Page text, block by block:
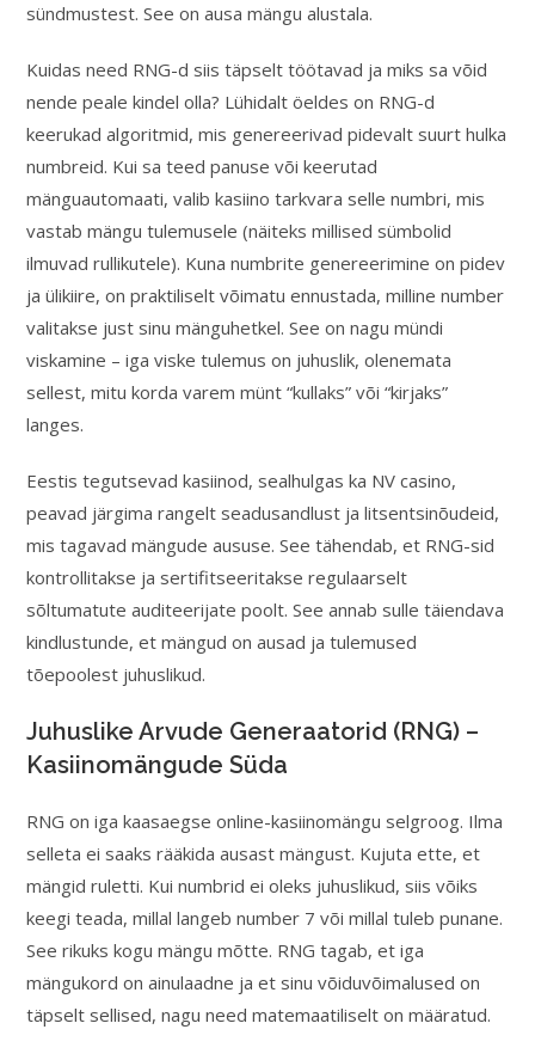
sündmustest. See on ausa mängu alustala.
Kuidas need RNG-d siis täpselt töötavad ja miks sa võid
nende peale kindel olla? Lühidalt öeldes on RNG-d
keerukad algoritmid, mis genereerivad pidevalt suurt hulka
numbreid. Kui sa teed panuse või keerutad
mänguautomaati, valib kasiino tarkvara selle numbri, mis
vastab mängu tulemusele (näiteks millised sümbolid
ilmuvad rullikutele). Kuna numbrite genereerimine on pidev
ja ülikiire, on praktiliselt võimatu ennustada, milline number
valitakse just sinu mänguhetkel. See on nagu mündi
viskamine – iga viske tulemus on juhuslik, olenemata
sellest, mitu korda varem münt “kullaks” või “kirjaks”
langes.
Eestis tegutsevad kasiinod, sealhulgas ka NV casino,
peavad järgima rangelt seadusandlust ja litsentsinõudeid,
mis tagavad mängude aususe. See tähendab, et RNG-sid
kontrollitakse ja sertifitseeritakse regulaarselt
sõltumatute auditeerijate poolt. See annab sulle täiendava
kindlustunde, et mängud on ausad ja tulemused
tõepoolest juhuslikud.
Juhuslike Arvude Generaatorid (RNG) –
Kasiinomängude Süda
RNG on iga kaasaegse online-kasiinomängu selgroog. Ilma
selleta ei saaks rääkida ausast mängust. Kujuta ette, et
mängid ruletti. Kui numbrid ei oleks juhuslikud, siis võiks
keegi teada, millal langeb number 7 või millal tuleb punane.
See rikuks kogu mängu mõtte. RNG tagab, et iga
mängukord on ainulaadne ja et sinu võiduvõimalused on
täpselt sellised, nagu need matemaatiliselt on määratud.